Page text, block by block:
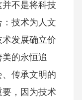
不是将科技
技术为人文
发展确立价
的永恒追
传承文明的
，因为技术